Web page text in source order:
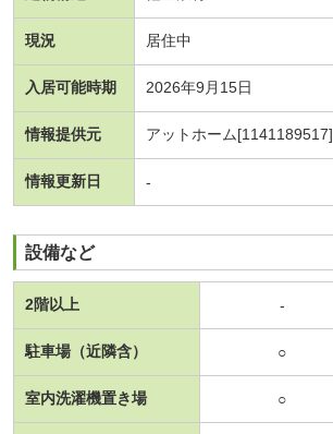
現況 居住中
入居可能時期 2026年9月15日
情報提供元 アットホーム[1141189517]
情報更新日 -
設備など
2階以上 -
駐車場（近隣含） ○
室内洗濯機置き場 ○